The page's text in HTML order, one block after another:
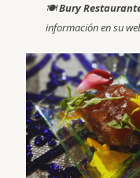
🍽Bury
información en su